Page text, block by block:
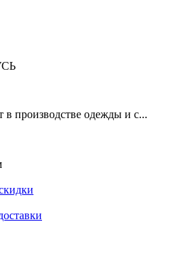
в производстве одежды и с...